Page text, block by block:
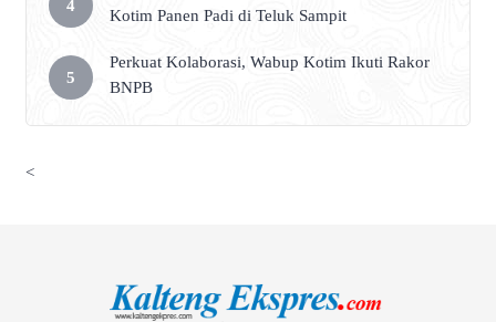
Kotim Panen Padi di Teluk Sampit
Perkuat Kolaborasi, Wabup Kotim Ikuti Rakor
BNPB
<